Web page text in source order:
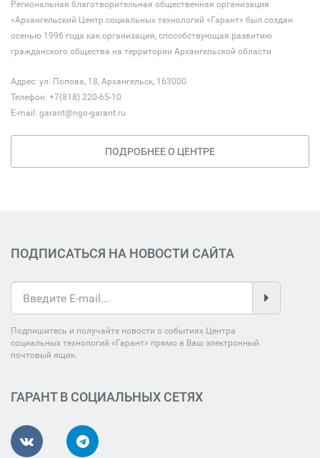
Региональная благотворительная общественная организация
«Архангельский Центр социальных технологий «Гарант» был создан
осенью 1996 года как организация, способствующая развитию
гражданского общества на территории Архангельской области
Адрес: ул. Попова, 18, Архангельск, 163000
Телефон: +7(818) 220-65-10
E-mail: garant@ngo-garant.ru
ПОДРОБНЕЕ О ЦЕНТРЕ
ПОДПИСАТЬСЯ НА НОВОСТИ САЙТА
Подпишитесь и получайте новости о событиях Центра
социальных технологий «Гарант» прямо в Ваш электронный
почтовый ящик.
ГАРАНТ В СОЦИАЛЬНЫХ СЕТЯХ